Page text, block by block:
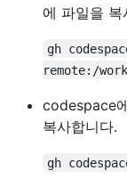
에 파일을 복
gh
remote:/
codespace
복사합니다.
gh